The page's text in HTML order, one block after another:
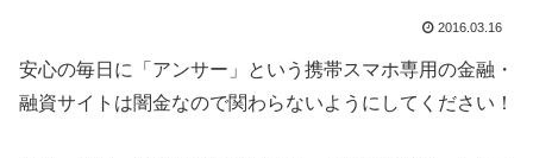
2016.03.16
安心の毎日に「アンサー」という携帯スマホ専用の金融・
融資サイトは闇金なので関わらないようにしてください！